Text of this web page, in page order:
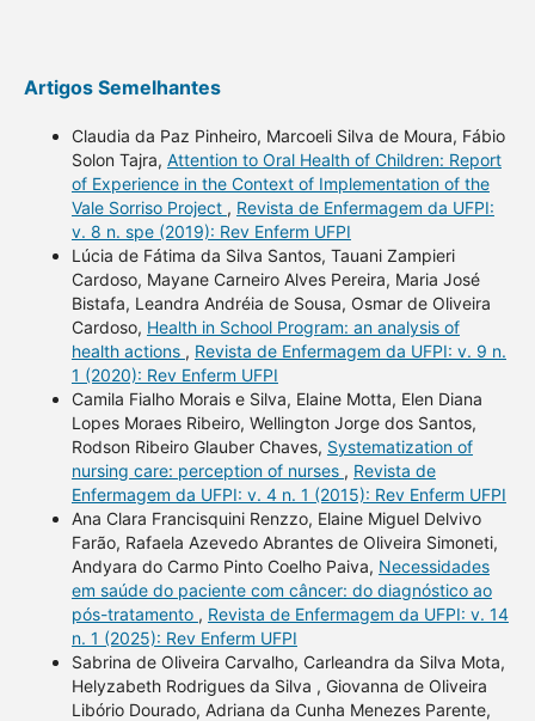
Artigos Semelhantes
Claudia da Paz Pinheiro, Marcoeli Silva de Moura, Fábio
Solon Tajra, Attention to Oral Health of Children: Report
of Experience in the Context of Implementation of the
Vale Sorriso Project , Revista de Enfermagem da UFPI:
v. 8 n. spe (2019): Rev Enferm UFPI
Lúcia de Fátima da Silva Santos, Tauani Zampieri
Cardoso, Mayane Carneiro Alves Pereira, Maria José
Bistafa, Leandra Andréia de Sousa, Osmar de Oliveira
Cardoso, Health in School Program: an analysis of
health actions , Revista de Enfermagem da UFPI: v. 9 n.
1 (2020): Rev Enferm UFPI
Camila Fialho Morais e Silva, Elaine Motta, Elen Diana
Lopes Moraes Ribeiro, Wellington Jorge dos Santos,
Rodson Ribeiro Glauber Chaves, Systematization of
nursing care: perception of nurses , Revista de
Enfermagem da UFPI: v. 4 n. 1 (2015): Rev Enferm UFPI
Ana Clara Francisquini Renzzo, Elaine Miguel Delvivo
Farão, Rafaela Azevedo Abrantes de Oliveira Simoneti,
Andyara do Carmo Pinto Coelho Paiva, Necessidades
em saúde do paciente com câncer: do diagnóstico ao
pós-tratamento , Revista de Enfermagem da UFPI: v. 14
n. 1 (2025): Rev Enferm UFPI
Sabrina de Oliveira Carvalho, Carleandra da Silva Mota,
Helyzabeth Rodrigues da Silva , Giovanna de Oliveira
Libório Dourado, Adriana da Cunha Menezes Parente,